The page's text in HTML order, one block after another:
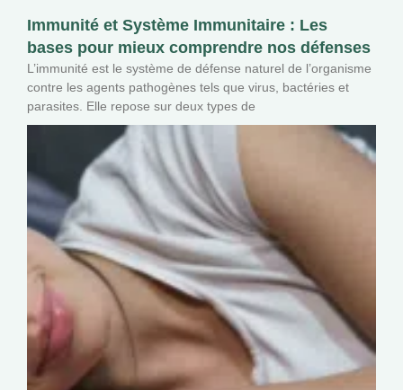
Immunité et Système Immunitaire : Les
bases pour mieux comprendre nos défenses
L’immunité est le système de défense naturel de l’organisme
contre les agents pathogènes tels que virus, bactéries et
parasites. Elle repose sur deux types de